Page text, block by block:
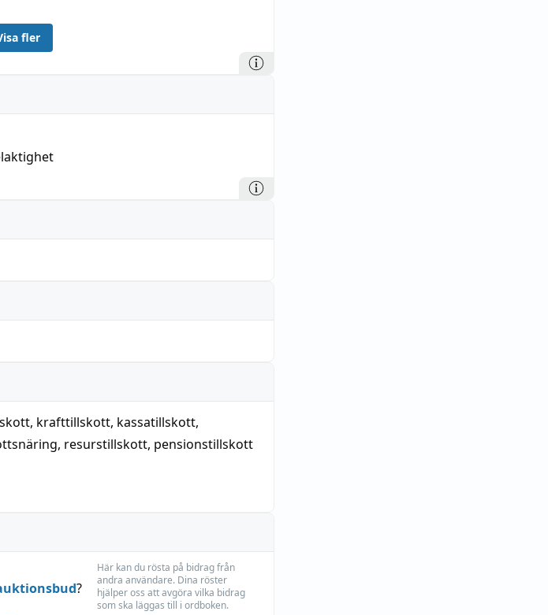
fler
, krafttillskott, kassatillskott,
, resurstillskott, pensionstillskott
?
Här kan du rösta på bidrag från
andra användare. Dina röster
hjälper oss att avgöra vilka bidrag
som ska läggas till i ordboken.